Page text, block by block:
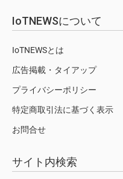
IoTNEWSについて
IoTNEWSとは
広告掲載・タイアップ
プライバシーポリシー
特定商取引法に基づく表示
お問合せ
サイト内検索